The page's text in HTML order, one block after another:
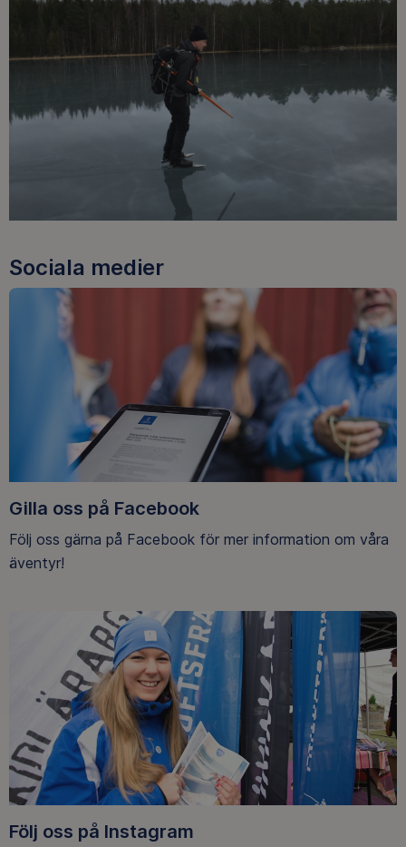
Sociala medier
Gilla oss på Facebook
Följ oss gärna på Facebook för mer information om våra
äventyr!
Följ oss på Instagram